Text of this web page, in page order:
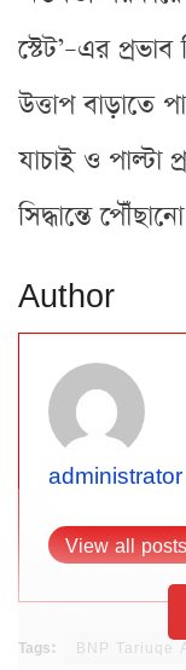
স্টেট’–এর
উত্তাপ বাড়াতে
যাচাই ও পাল্টা
সিদ্ধান্তে
Author
administrator
View all posts
Tags: BNP Tariuqe